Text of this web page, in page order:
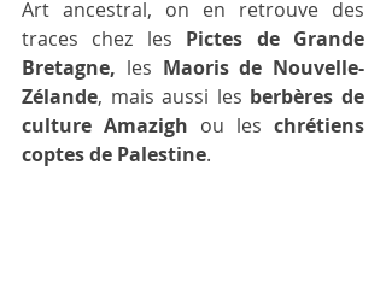
Art ancestral, on en retrouve des
traces chez les Pictes de Grande
Bretagne, les Maoris de Nouvelle-
Zélande, mais aussi les berbères de
culture Amazigh ou les chrétiens
coptes de Palestine.